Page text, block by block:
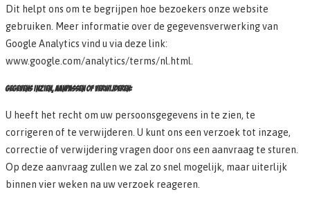
Dit helpt ons om te begrijpen hoe bezoekers onze website
gebruiken. Meer informatie over de gegevensverwerking van
Google Analytics vind u via deze link:
www.google.com/analytics/terms/nl.html.
GEGEVENS INZIEN, AANPASSEN OF VERWIJDEREN:
U heeft het recht om uw persoonsgegevens in te zien, te
corrigeren of te verwijderen. U kunt ons een verzoek tot inzage,
correctie of verwijdering vragen door ons een aanvraag te sturen.
Op deze aanvraag zullen we zal zo snel mogelijk, maar uiterlijk
binnen vier weken na uw verzoek reageren.